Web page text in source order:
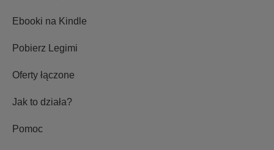
Ebooki na Kindle
Pobierz Legimi
Oferty łączone
Jak to działa?
Pomoc